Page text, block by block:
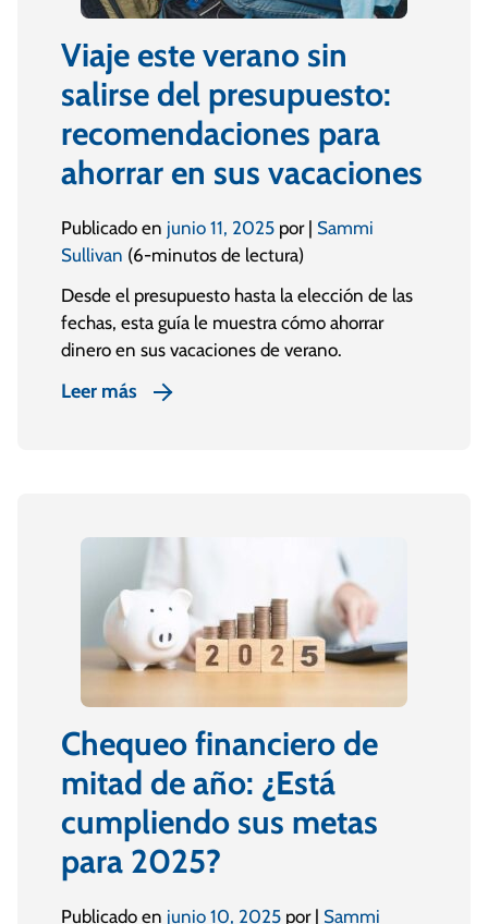
Viaje este verano sin
salirse del presupuesto:
recomendaciones para
ahorrar en sus vacaciones
Publicado en junio 11, 2025 por | Sammi
Sullivan (6-minutos de lectura)
Desde el presupuesto hasta la elección de las
fechas, esta guía le muestra cómo ahorrar
dinero en sus vacaciones de verano.
Leer más
Chequeo financiero de
mitad de año: ¿Está
cumpliendo sus metas
para 2025?
Publicado en junio 10, 2025 por | Sammi